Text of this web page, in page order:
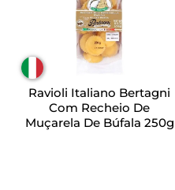
Ravioli Italiano Bertagni
Com Recheio De
Muçarela De Búfala 250g